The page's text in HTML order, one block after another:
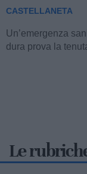
La compagnia
scena dopo
Le